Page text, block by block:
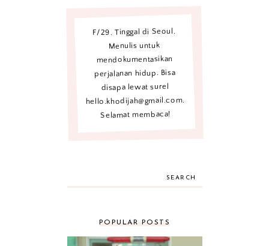
F/29. Tinggal di Seoul.
Menulis untuk
mendokumentasikan
perjalanan hidup. Bisa
disapa lewat surel
hello.khodijah@gmail.com.
Selamat membaca!
SEARCH
POPULAR POSTS